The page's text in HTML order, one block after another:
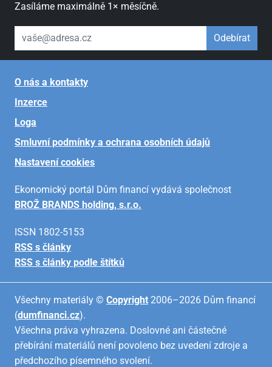
Zasíláme maximálně 1× měsíčně.
váš email Odebírat
O nás a kontakty
Inzerce
Loga
Smluvní podmínky a ochrana osobních údajů
Nastavení cookies
Ekonomický portál Dům financí vydává společnost
BROŽ BRANDS holding, s.r.o.
ISSN 1802-5153
RSS s články
RSS s články podle štítků
Všechny materiály © Copyright 2006–2026 Dům financí
(dumfinanci.cz).
Všechna práva vyhrazena. Doslovné ani částečné
přebírání materiálů není povoleno bez uvedení zdroje a
předchozího písemného svolení.